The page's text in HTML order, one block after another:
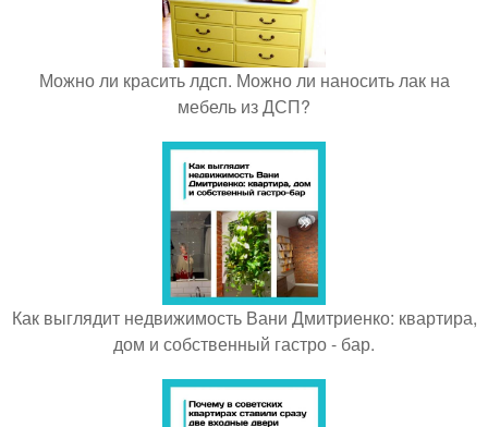
Можно ли красить лдсп. Можно ли наносить лак на
мебель из ДСП?
Как выглядит недвижимость Вани Дмитриенко: квартира,
дом и собственный гастро - бар.